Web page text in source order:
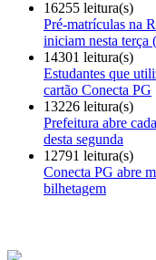
16255 leitura(s)
Pré-matrículas na
iniciam nesta terça
14301 leitura(s)
Estudantes que
cartão Conecta PG
13226 leitura(s)
Prefeitura abre
desta segunda
12791 leitura(s)
Conecta PG abre
bilhetagem